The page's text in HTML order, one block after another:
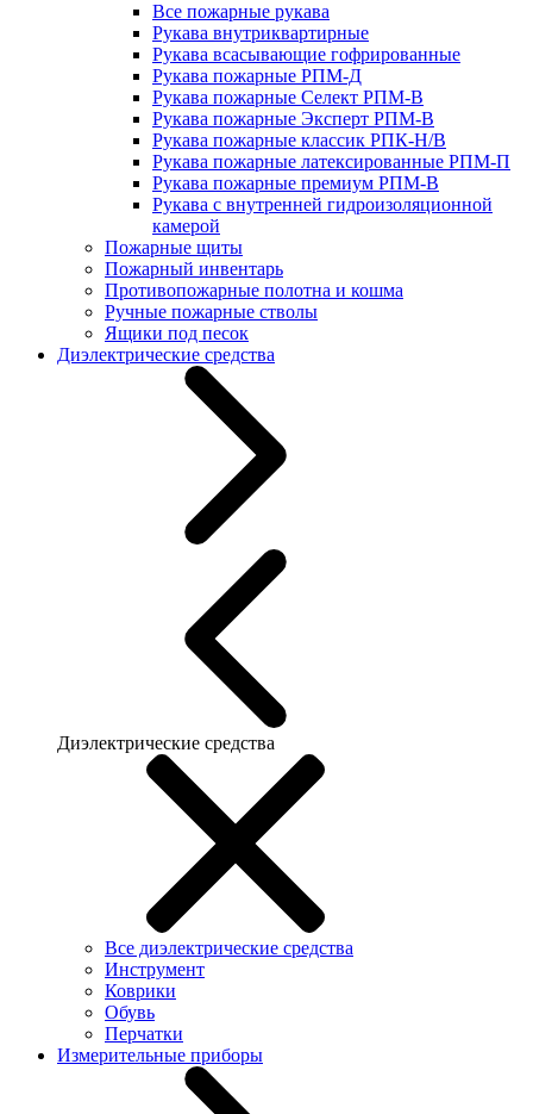
Все пожарные рукава
Рукава внутриквартирные
Рукава всасывающие гофрированные
Рукава пожарные РПМ-Д
Рукава пожарные Селект РПМ-В
Рукава пожарные Эксперт РПМ-В
Рукава пожарные классик РПК-Н/В
Рукава пожарные латексированные РПМ-П
Рукава пожарные премиум РПМ-В
Рукава с внутренней гидроизоляционной
камерой
Пожарные щиты
Пожарный инвентарь
Противопожарные полотна и кошма
Ручные пожарные стволы
Ящики под песок
Диэлектрические средства
Диэлектрические средства
Все диэлектрические средства
Инструмент
Коврики
Обувь
Перчатки
Измерительные приборы